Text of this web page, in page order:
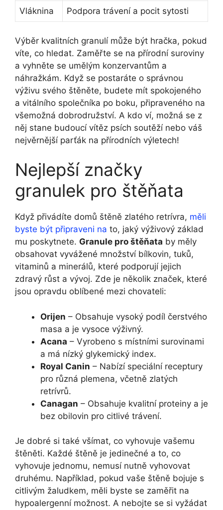
Vláknina Podpora trávení a pocit sytosti
Výběr kvalitních granulí může být hračka, pokud
víte, co hledat. Zaměřte se na přírodní suroviny
a vyhněte se umělým konzervantům a
náhražkám. Když se postaráte o správnou
výživu svého štěněte, budete mít spokojeného
a vitálního společníka po boku, připraveného na
všemožná dobrodružství. A kdo ví, možná se z
něj stane budoucí vítěz psích soutěží nebo váš
nejvěrnější parťák na přírodních výletech!
Nejlepší značky
granulek pro štěňata
Když přivádíte domů štěně zlatého retrívra, měli
byste být připraveni na to, jaký výživový základ
mu poskytnete. Granule pro štěňata by měly
obsahovat vyvážené množství bílkovin, tuků,
vitaminů a minerálů, které podporují jejich
zdravý růst a vývoj. Zde je několik značek, které
jsou opravdu oblíbené mezi chovateli:
Orijen – Obsahuje vysoký podíl čerstvého
masa a je vysoce výživný.
Acana – Vyrobeno s místními surovinami
a má nízký glykemický index.
Royal Canin – Nabízí speciální receptury
pro různá plemena, včetně zlatých
retrívrů.
Canagan – Obsahuje kvalitní proteiny a je
bez obilovin pro citlivé trávení.
Je dobré si také všímat, co vyhovuje vašemu
štěněti. Každé štěně je jedinečné a to, co
vyhovuje jednomu, nemusí nutně vyhovovat
druhému. Například, pokud vaše štěně bojuje s
citlivým žaludkem, měli byste se zaměřit na
hypoalergenní možnost. A nebojte se si vyžádat